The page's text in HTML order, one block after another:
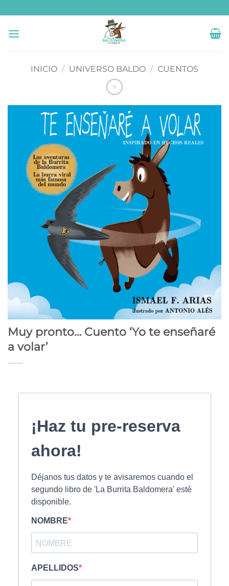
al
contenido
INICIO / UNIVERSO BALDO / CUENTOS
Muy pronto… Cuento ‘Yo te enseñaré
a volar’